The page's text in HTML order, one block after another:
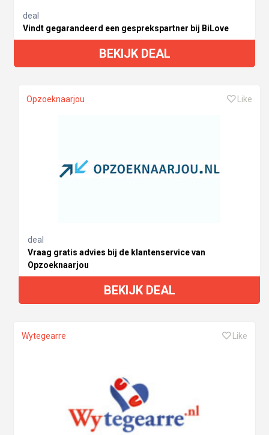
deal
Vindt gegarandeerd een gesprekspartner bij BiLove
BEKIJK DEAL
Opzoeknaarjou Like
deal
Vraag gratis advies bij de klantenservice van
Opzoeknaarjou
BEKIJK DEAL
Wytegearre Like